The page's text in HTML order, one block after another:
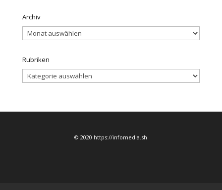
Archiv
Archiv
Rubriken
Rubriken
© 2020 https://infomedia.sh